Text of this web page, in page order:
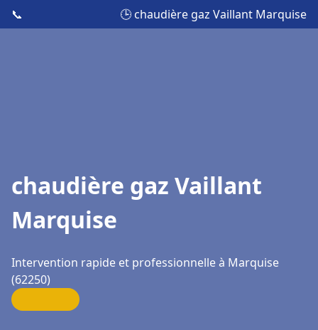
📞 🕒 chaudière gaz Vaillant Marquise
chaudière gaz Vaillant
Marquise
Intervention rapide et professionnelle à Marquise
(62250)